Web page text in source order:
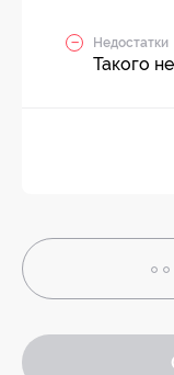
Недостатки
Такого